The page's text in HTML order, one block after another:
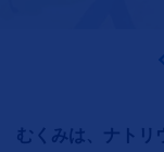
むくみは、ナトリ